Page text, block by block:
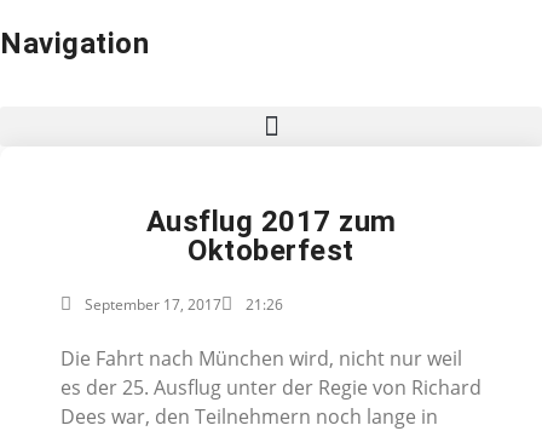
Navigation
Ausflug 2017 zum
Oktoberfest
September 17, 2017 21:26
Die Fahrt nach München wird, nicht nur weil
es der 25. Ausflug unter der Regie von Richard
Dees war, den Teilnehmern noch lange in